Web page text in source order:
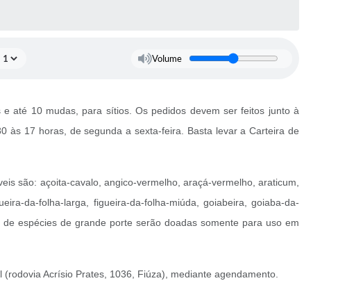
Volume
até 10 mudas, para sítios. Os pedidos devem ser feitos junto à
às 17 horas, de segunda a sexta-feira. Basta levar a Carteira de
são: açoita-cavalo, angico-vermelho, araçá-vermelho, araticum,
da-folha-larga, figueira-da-folha-miúda, goiabeira, goiaba-da-
espécies de grande porte serão doadas somente para uso em
Acrísio Prates, 1036, Fiúza), mediante agendamento.